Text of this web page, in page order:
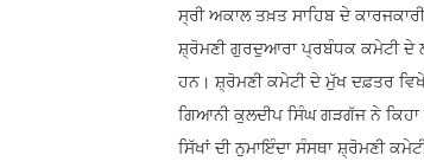
ਸ੍ਰੀ ਅਕਾਲ ਤਖ਼ਤ ਸਾਹਿਬ ਦੇ
ਸ਼੍ਰੋਮਣੀ ਗੁਰਦੁਆਰਾ ਪ੍ਰਬੰਧਕ ਕਮੇਟੀ ਦੇ
ਹਨ। ਸ਼੍ਰੋਮਣੀ ਕਮੇਟੀ ਦੇ ਮੁੱਖ ਦਫ਼ਤਰ
ਗਿਆਨੀ ਕੁਲਦੀਪ ਸਿੰਘ ਗੜਗੱਜ ਨੇ ਕਿਹਾ
ਸਿੱਖਾਂ ਦੀ ਨੁਮਾਇੰਦਾ ਸੰਸਥਾ ਸ਼੍ਰੋਮਣੀ